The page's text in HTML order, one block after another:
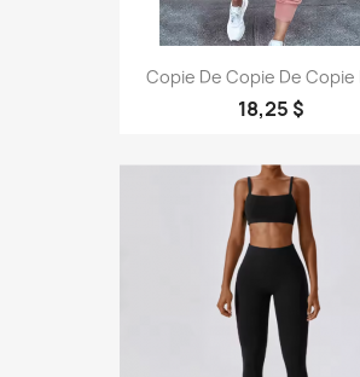
Copie De Copie De Copie
18,25 $